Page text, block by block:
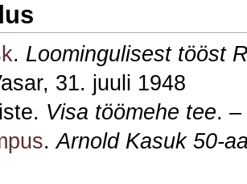
. Loomingulisest tööst
31. juuli 1948
Visa töömehe tee.
.Arnold Kasuk 50-